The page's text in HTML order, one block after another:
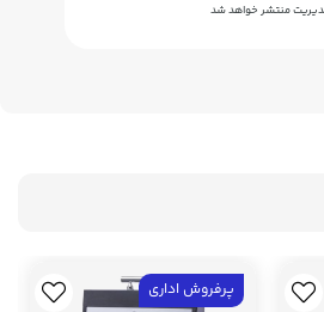
منتشر خواهد شد
پرفروش اداری